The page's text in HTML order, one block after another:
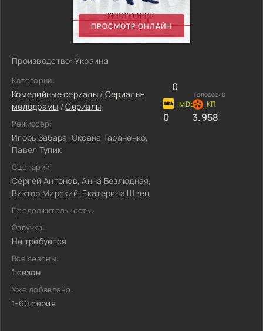
ПРОСМОТР ОНЛАЙН
Производство: Украина
Категории:
Комедийные сериалы / Сериалы-
мелодрамы /Сериалы
Режиссёр:
Игорь Забара, Оксана Тараненко,
Павел Тупик
Сценарий:
Сергей Антонов, Анна Безлюдная,
Виктор Мирский, Екатерина Швец
Продолжительность:
Озвучка:
Не требуется
Все сезоны:
1 сезон
Уже добавлено:
1-60 серия
0
Голосов: 0
0 3.958